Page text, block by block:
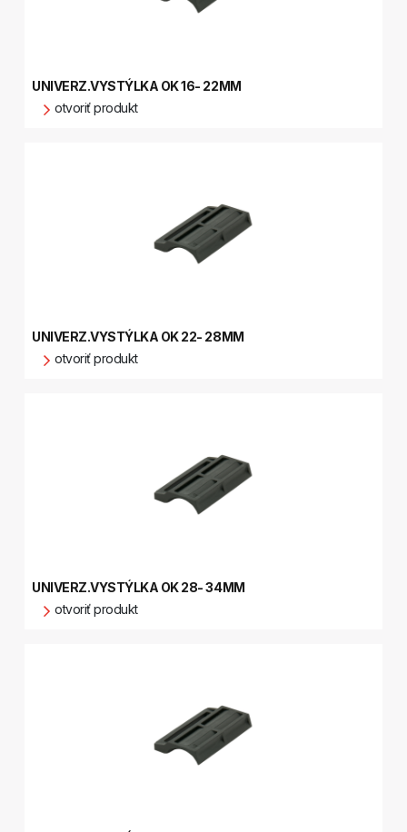
UNIVERZ.VYSTÝLKA OK 16- 22MM
otvoriť produkt
UNIVERZ.VYSTÝLKA OK 22- 28MM
otvoriť produkt
UNIVERZ.VYSTÝLKA OK 28- 34MM
otvoriť produkt